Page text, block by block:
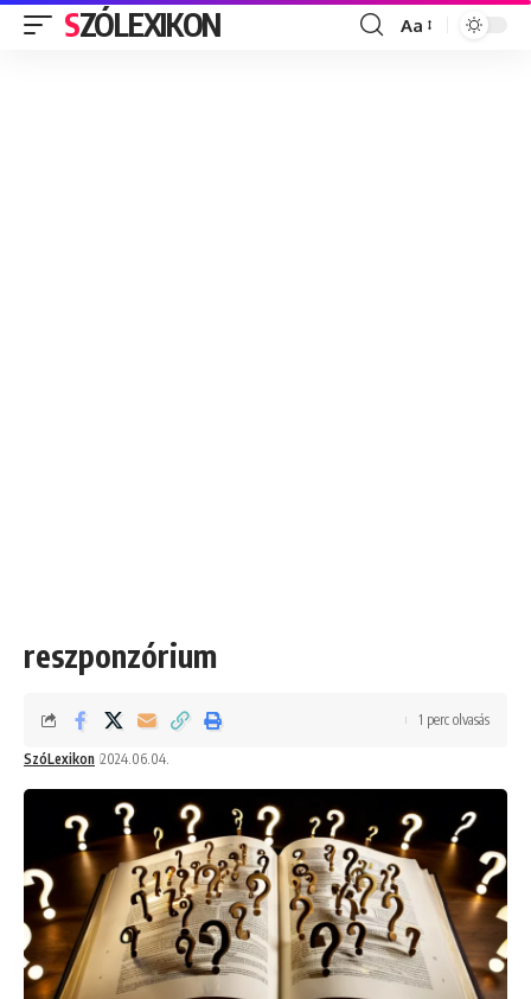
SZÓLEXIKON
Font
Aa
reszponzórium
SzóLexikon 2024.06.04.
1 perc olvasás